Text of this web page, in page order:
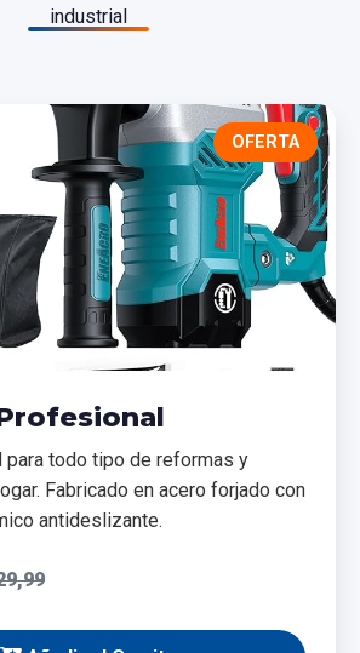
industrial
OFERTA
para todo tipo de reformas y
Fabricado en acero forjado con
antideslizante.